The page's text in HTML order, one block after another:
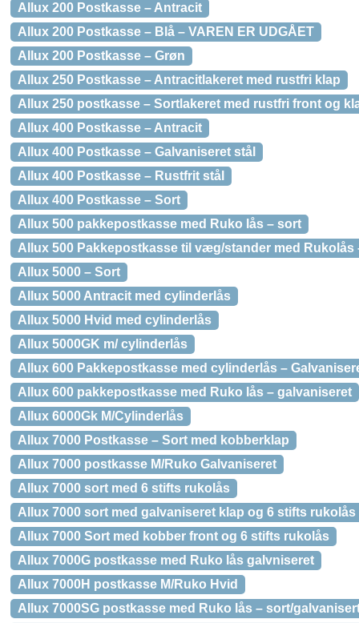
Allux 200 Postkasse – Antracit
Allux 200 Postkasse – Blå – VAREN ER UDGÅET
Allux 200 Postkasse – Grøn
Allux 250 Postkasse – Antracitlakeret med rustfri klap
Allux 250 postkasse – Sortlakeret med rustfri front og
Allux 400 Postkasse – Antracit
Allux 400 Postkasse – Galvaniseret stål
Allux 400 Postkasse – Rustfrit stål
Allux 400 Postkasse – Sort
Allux 500 pakkepostkasse med Ruko lås – sort
Allux 500 Pakkepostkasse til væg/stander med Rukolås
Allux 5000 – Sort
Allux 5000 Antracit med cylinderlås
Allux 5000 Hvid med cylinderlås
Allux 5000GK m/ cylinderlås
Allux 600 Pakkepostkasse med cylinderlås –
Allux 600 pakkepostkasse med Ruko lås – galvaniseret
Allux 6000Gk M/Cylinderlås
Allux 7000 Postkasse – Sort med kobberklap
Allux 7000 postkasse M/Ruko Galvaniseret
Allux 7000 sort med 6 stifts rukolås
Allux 7000 sort med galvaniseret klap og 6 stifts rukolås
Allux 7000 Sort med kobber front og 6 stifts rukolås
Allux 7000G postkasse med Ruko lås galvniseret
Allux 7000H postkasse M/Ruko Hvid
Allux 7000SG postkasse med Ruko lås – sort/